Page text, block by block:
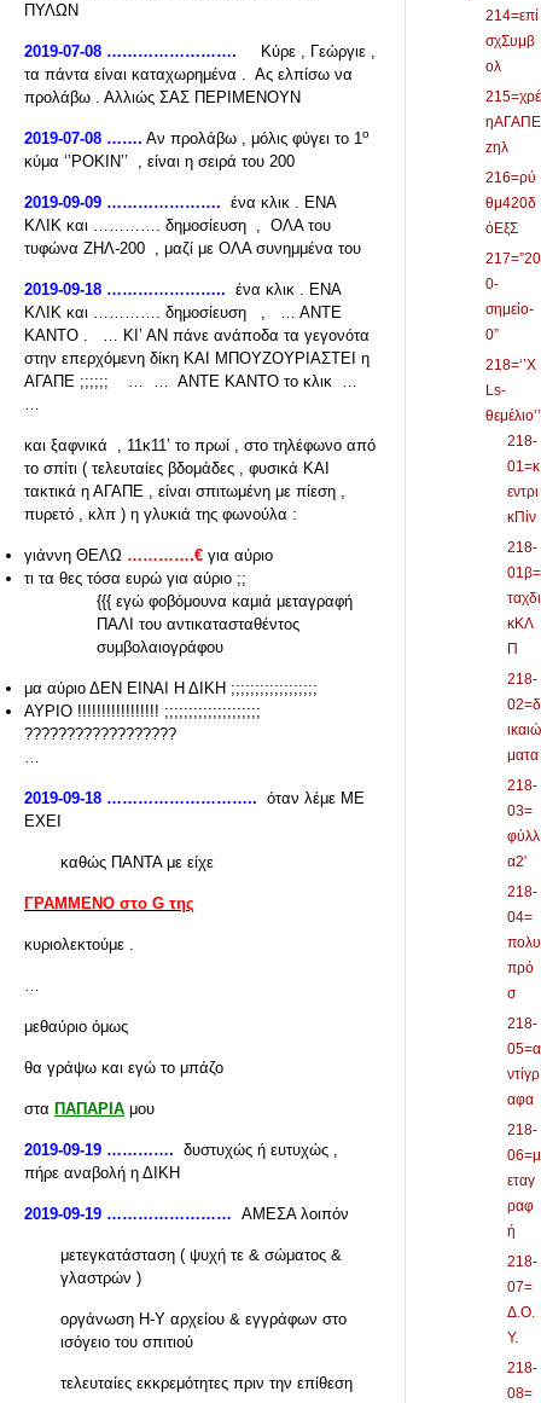
ΠΥΛΩΝ
2019-07-08 …………………….
Κύρε , Γεώργιε ,
τα πάντα είναι καταχωρημένα . Ας ελπίσω να
προλάβω . Αλλιώς ΣΑΣ ΠΕΡΙΜΕΝΟΥΝ
2019-07-08 ……. Αν προλάβω , μόλις φύγει το 1ο
κύμα ‘’ΡΟΚΙΝ’’ , είναι η σειρά του 200
2019-09-09 …………………. ένα κλικ . ΕΝΑ
ΚΛΙΚ και …………. δημοσίευση , ΟΛΑ του
τυφώνα ΖΗΛ-200 , μαζί με ΟΛΑ συνημμένα του
2019-09-18 ………………….. ένα κλικ . ΕΝΑ
ΚΛΙΚ και …………. δημοσίευση , … ΑΝΤΕ
ΚΑΝΤΟ . … ΚΙ’ ΑΝ πάνε ανάποδα τα γεγονότα
στην επερχόμενη δίκη ΚΑΙ ΜΠΟΥΖΟΥΡΙΑΣΤΕΙ η
ΑΓΑΠΕ ;;;;;; … … ΑΝΤΕ ΚΑΝΤΟ το κλικ …
…
και ξαφνικά , 11κ11’ το πρωί , στο τηλέφωνο από
το σπίτι ( τελευταίες βδομάδες , φυσικά ΚΑΙ
τακτικά η ΑΓΑΠΕ , είναι σπιτωμένη με πίεση ,
πυρετό , κλπ ) η γλυκιά της φωνούλα :
γιάννη ΘΕΛΩ ………….€ για αύριο
τι τα θες τόσα ευρώ για αύριο ;;
{{{ εγώ φοβόμουνα καμιά μεταγραφή
ΠΑΛΙ του αντικατασταθέντος
συμβολαιογράφου
μα αύριο ΔΕΝ ΕΙΝΑΙ Η ΔΙΚΗ ;;;;;;;;;;;;;;;;;;
ΑΥΡΙΟ !!!!!!!!!!!!!!!!! ;;;;;;;;;;;;;;;;;;;;
??????????????????
…
2019-09-18 ……………………….. όταν λέμε ΜΕ
ΕΧΕΙ
καθώς ΠΑΝΤΑ με είχε
ΓΡΑΜΜΕΝΟ στο G της
κυριολεκτούμε .
…
μεθαύριο όμως
θα γράψω και εγώ το μπάζο
στα ΠΑΠΑΡΙΑ μου
2019-09-19 …………. δυστυχώς ή ευτυχώς ,
πήρε αναβολή η ΔΙΚΗ
2019-09-19 …………………… ΑΜΕΣΑ λοιπόν
μετεγκατάσταση ( ψυχή τε & σώματος &
γλαστρών )
οργάνωση Η-Υ αρχείου & εγγράφων στο
ισόγειο του σπιτιού
τελευταίες εκκρεμότητες πριν την επίθεση
214=επί
σχΣυμβ
ολ
215=χρέ
ηΑΓΑΠΕ
zηλ
216=ρύ
θμ420δ
όΕξΣ
217=”20
0-
σημείο-
0”
218=‘’X
Ls-
θεμέλιο’’
218-
01=κ
εντρι
κΠίν
218-
01β=
ταχδι
κΚΛ
Π
218-
02=δ
ικαιώ
ματα
218-
03=
φύλλ
α2′
218-
04=
πολυ
πρό
σ
218-
05=α
ντίγρ
αφα
218-
06=μ
εταγ
ραφ
ή
218-
07=
Δ.Ο.
Υ.
218-
08=